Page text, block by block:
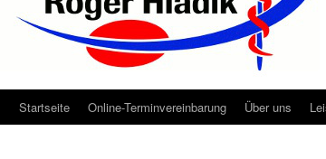
ZumStartseite Online-Terminvereinbarung Über uns